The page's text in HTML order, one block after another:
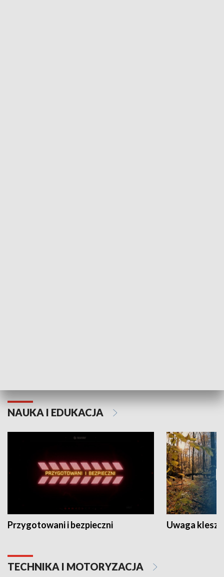
NAUKA I EDUKACJA
Przygotowani i bezpieczni Uwaga
TECHNIKA I MOTORYZACJA